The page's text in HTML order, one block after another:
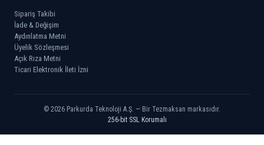
Sipariş Takibi
İade & Değişim
Aydınlatma Metni
Üyelik Sözleşmesi
Açık Rıza Metni
Ticari Elektronik İleti İzni
© 2026 Parkurda Teknoloji A.Ş. — Bir Tezmaksan markasıdır.
256-bit SSL Korumalı